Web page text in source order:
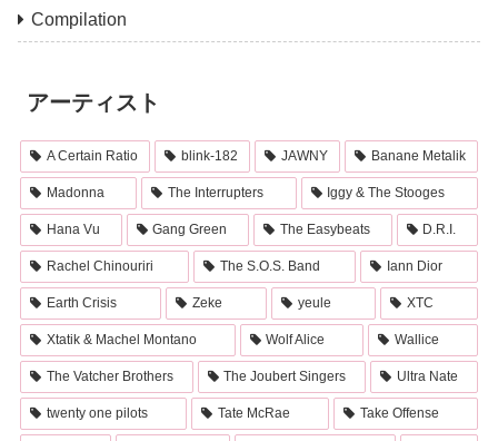
Compilation
アーティスト
A Certain Ratio blink-182 JAWNY Banane Metalik
Madonna The Interrupters Iggy & The Stooges
Hana Vu Gang Green The Easybeats D.R.I.
Rachel Chinouriri The S.O.S. Band Iann Dior
Earth Crisis Zeke yeule XTC
Xtatik & Machel Montano Wolf Alice Wallice
The Vatcher Brothers The Joubert Singers Ultra Nate
twenty one pilots Tate McRae Take Offense